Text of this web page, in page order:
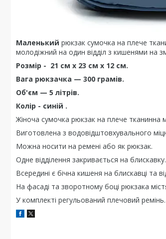
Маленький рюкзак сумочка на плече
молодіжний на один відділ з кишенями на
Розмір - 21 см х 23 см х 12 см.
Вага рюкзачка — 300 грамів.
Об'єм — 5 літрів.
Колір - синій .
Жіноча сумочка рюкзак на плече тканинна
Виготовлена з водовідштовхувального
Можна носити на ремені або як рюкзак.
Одне відділення закривається на блискавку.
Всередині є бічна кишеня на блискавці та
На фасаді та зворотному боці рюкзака
У комплекті регульований плечовий ремінь.